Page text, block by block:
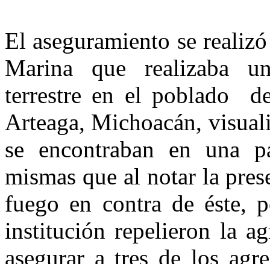
El aseguramiento se
Marina que realizaba
terrestre en el poblado
Arteaga, Michoacán,
se encontraban en una
mismas que al notar la
fuego en contra de éste,
institución repelieron la
asegurar a tres de los